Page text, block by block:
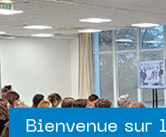
Bienvenue sur